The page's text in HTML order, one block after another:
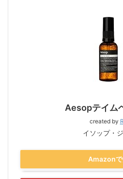
Aesopテイム
created by
イソップ・
Amazon